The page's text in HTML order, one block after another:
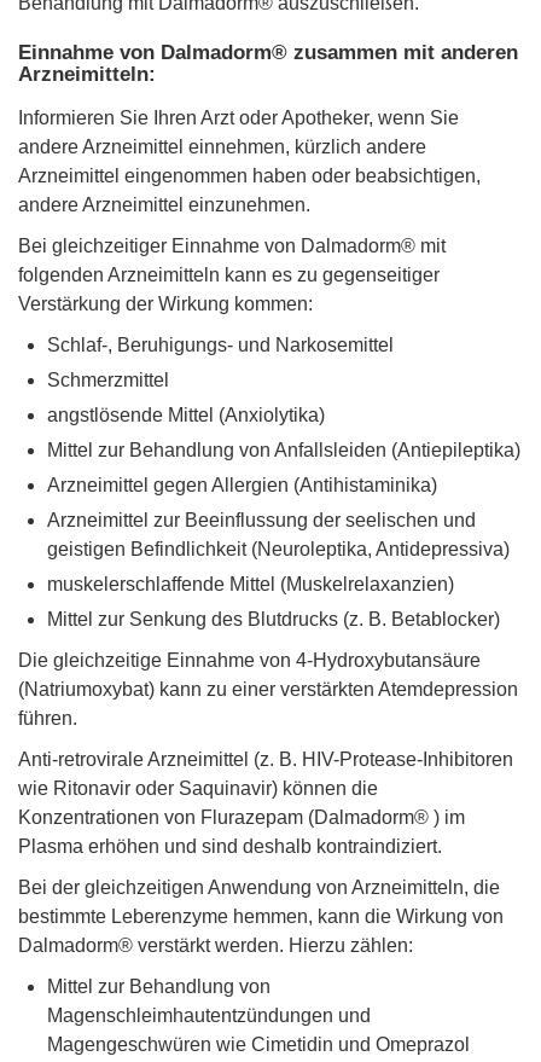
Einnahme von Dalmadorm® zusammen mit anderen
Arzneimitteln:
Informieren Sie Ihren Arzt oder Apotheker, wenn Sie
andere Arzneimittel einnehmen, kürzlich andere
Arzneimittel eingenommen haben oder beabsichtigen,
andere Arzneimittel einzunehmen.
Bei gleichzeitiger Einnahme von Dalmadorm® mit
folgenden Arzneimitteln kann es zu gegenseitiger
Verstärkung der Wirkung kommen:
Schlaf-, Beruhigungs- und Narkosemittel
Schmerzmittel
angstlösende Mittel (Anxiolytika)
Mittel zur Behandlung von Anfallsleiden (Antiepileptika)
Arzneimittel gegen Allergien (Antihistaminika)
Arzneimittel zur Beeinflussung der seelischen und
geistigen Befindlichkeit (Neuroleptika, Antidepressiva)
muskelerschlaffende Mittel (Muskelrelaxanzien)
Mittel zur Senkung des Blutdrucks (z. B. Betablocker)
Die gleichzeitige Einnahme von 4-Hydroxybutansäure
(Natriumoxybat) kann zu einer verstärkten Atemdepression
führen.
Anti-retrovirale Arzneimittel (z. B. HIV-Protease-Inhibitoren
wie Ritonavir oder Saquinavir) können die
Konzentrationen von Flurazepam (Dalmadorm® ) im
Plasma erhöhen und sind deshalb kontraindiziert.
Bei der gleichzeitigen Anwendung von Arzneimitteln, die
bestimmte Leberenzyme hemmen, kann die Wirkung von
Dalmadorm® verstärkt werden. Hierzu zählen:
Mittel zur Behandlung von
Magenschleimhautentzündungen und
Magengeschwüren wie Cimetidin und Omeprazol